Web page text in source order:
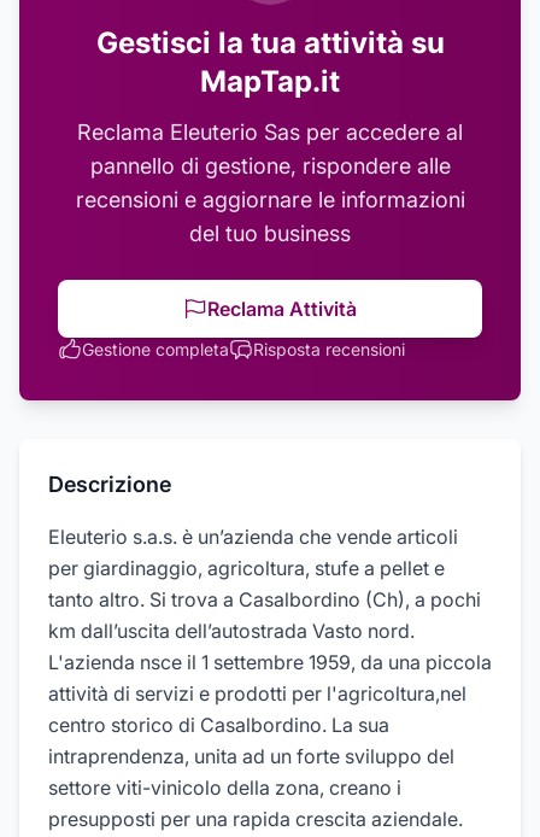
Gestisci la tua attività su
MapTap.it
Reclama Eleuterio Sas per accedere al
pannello di gestione, rispondere alle
recensioni e aggiornare le informazioni
del tuo business
Reclama Attività
Gestione completa Risposta recensioni
Descrizione
Eleuterio s.a.s. è un’azienda che vende articoli
per giardinaggio, agricoltura, stufe a pellet e
tanto altro. Si trova a Casalbordino (Ch), a pochi
km dall’uscita dell’autostrada Vasto nord.
L'azienda nsce il 1 settembre 1959, da una piccola
attività di servizi e prodotti per l'agricoltura,nel
centro storico di Casalbordino. La sua
intraprendenza, unita ad un forte sviluppo del
settore viti-vinicolo della zona, creano i
presupposti per una rapida crescita aziendale.